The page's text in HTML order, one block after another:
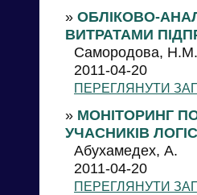
» ОБЛІКОВО-
ВИТРАТАМИ
Самородова,
2011-04-20
ПЕРЕГЛЯНУТИ
» МОНІТОРИНГ
УЧАСНИКІВ
Абухамедех, А.
2011-04-20
ПЕРЕГЛЯНУТИ